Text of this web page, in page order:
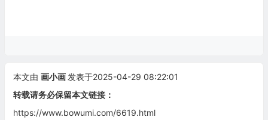
本文由 画小画 发表于2025-04-29 08:22:01
转载请务必保留本文链接：
https://www.bowumi.com/6619.html